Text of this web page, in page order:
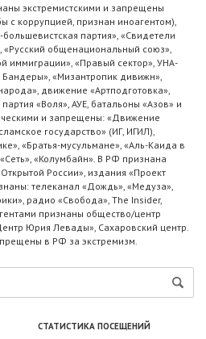
экстремистскими и запрещены
коррупцией, признан иноагентом),
партия», «Свидетели
общенациональный союз»,
иммиграции», «Правый сектор», УНА-
«Мизантропик дивижн»,
движение «Артподготовка»,
«Воля», АУЕ, батальоны «Азов» и
и запрещены: «Движение
государство» (ИГ, ИГИЛ),
«Братья-мусульмане», «Аль-Каида в
«Колумбайн». В РФ признана
России», издания «Проект
телеканал «Дождь», «Медуза»,
радио «Свобода», The Insider,
признаны общество/центр
Юрия Левады», Сахаровский центр.
в РФ за экстремизм.
СТАТИСТИКА ПОСЕЩЕНИЙ